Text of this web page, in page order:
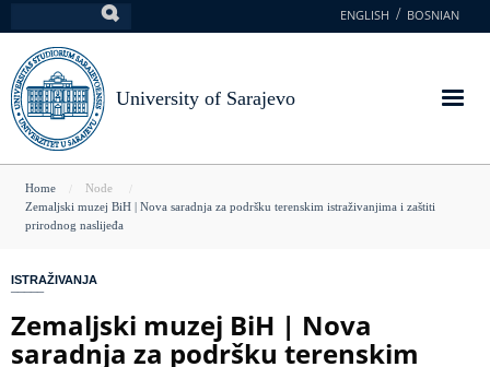
to
main
content
ENGLISH BOSNIAN
University of Sarajevo
You
are
Home
Node
Zemaljski muzej BiH | Nova saradnja za podršku terenskim istraživanjima i zaštiti
prirodnog naslijeđa
ISTRAŽIVANJA
Zemaljski muzej BiH | Nova
saradnja za podršku terenskim